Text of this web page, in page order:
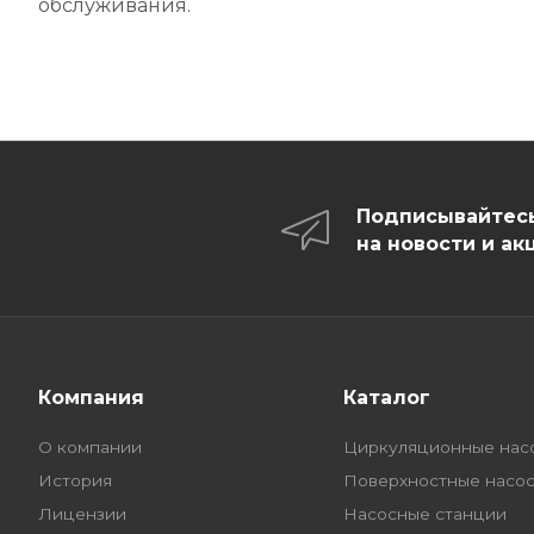
обслуживания.
на новости и
Компания
О компании
История
Лицензии
Каталог
Циркуляционные
Поверхностные
Насосные станции